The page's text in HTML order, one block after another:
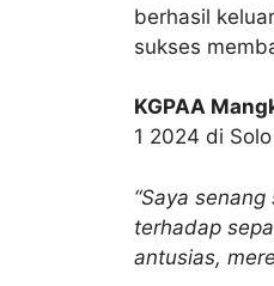
berhasil
sukses
KGPAA
1 2024 di
“Saya
terhadap
antusias,